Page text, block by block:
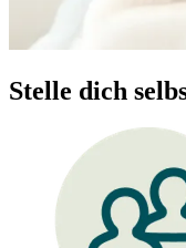
Stelle dich